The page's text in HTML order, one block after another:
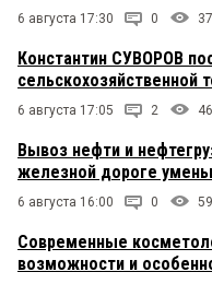
6 августа 17:30 0
Константин СУВОРОВ
сельскохозяйственной
6 августа 17:05 2
Вывоз нефти и
железной дороге
6 августа 16:00 0
Современные
возможности и